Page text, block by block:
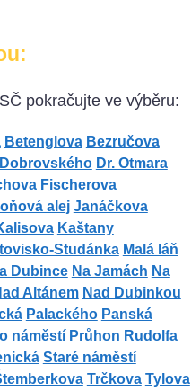
pokračujte ve výběru:
Betenglova Bezručova
Dobrovského Dr. Otmara
Fischerova
alej Janáčkova
Kaštany
Studánka Malá láň
Dubince Na Jamách Na
Altánem Nad Dubinkou
Palackého Panská
náměstí Průhon Rudolfa
Staré náměstí
Trčkova Tylova